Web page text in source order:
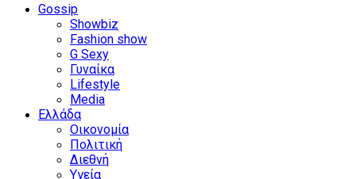
Gossip
Showbiz
Fashion show
G Sexy
Γυναίκα
Lifestyle
Media
Ελλάδα
Οικονομία
Πολιτική
Διεθνή
Υγεία